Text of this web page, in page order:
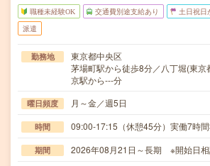
職種未経験OK 交通費別途支給あり 土日祝日
派遣
勤務地
東京都中央区
茅場町駅から徒歩8分／八丁堀(東京
京駅から---分
曜日頻度 月～金／週5日
時間 09:00-17:15（休憩45分）実働7時
期間 2026年08月21日～長期 ※開始日